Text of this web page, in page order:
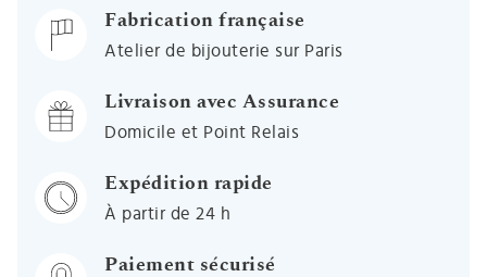
Fabrication française
Atelier de bijouterie sur Paris
Livraison avec Assurance
Domicile et Point Relais
Expédition rapide
À partir de 24 h
Paiement sécurisé